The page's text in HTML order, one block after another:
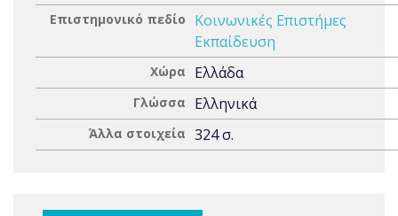
Επιστημονικό πεδίο
Κοινωνικές Επιστήμες
Εκπαίδευση
Χώρα Ελλάδα
Γλώσσα Ελληνικά
Άλλα στοιχεία 324 σ.